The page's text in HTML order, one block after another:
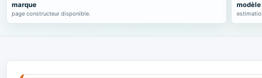
marque
page constructeur disponible.
modèle